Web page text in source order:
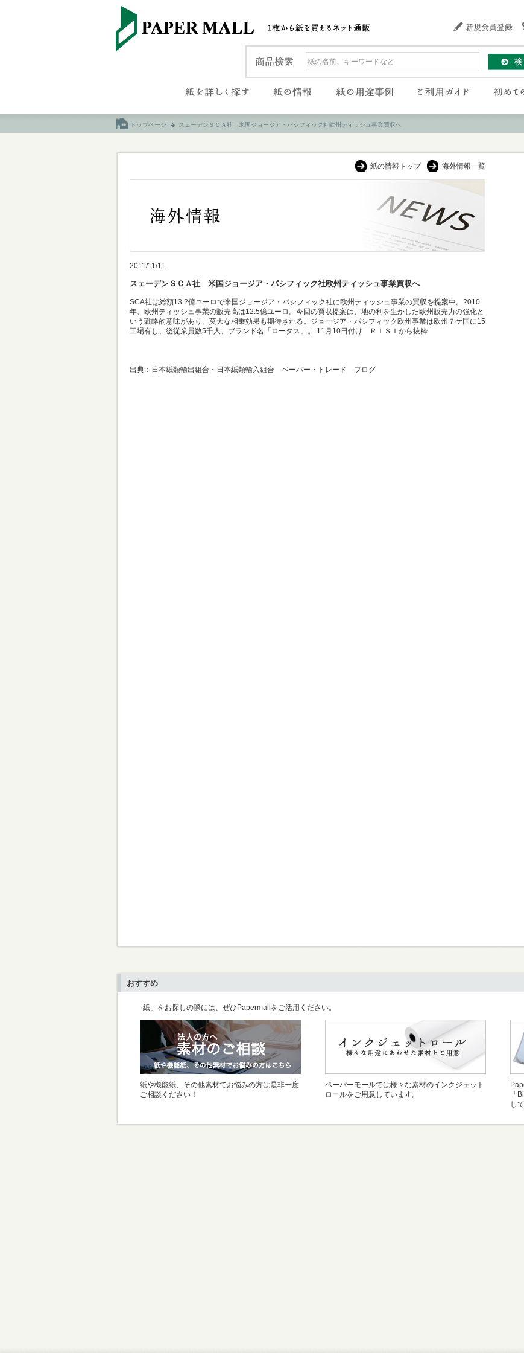
トップページ スェーデンＳＣＡ社 米国ジョージア・パシフィック社欧州ティッシュ事業買収へ
紙の情報トップ 海外情報一覧
2011/11/11
スェーデンＳＣＡ社 米国ジョージア・パシフィック社欧州ティッシュ事業買収へ
SCA社は総額13.2億ユーロで米国ジョージア・パシフィック社に欧州ティッシュ事業の買収を提案中。2010
年、欧州ティッシュ事業の販売高は12.5億ユーロ。今回の買収提案は、地の利を生かした欧州販売力の強化と
いう戦略的意味があり、莫大な相乗効果も期待される。ジョージア・パシフィック欧州事業は欧州７ケ国に15
工場有し、総従業員数5千人、ブランド名「ロータス」。 11月10日付け ＲＩＳＩから抜粋
出典：日本紙類輸出組合・日本紙類輸入組合 ペーパー・トレード ブログ
おすすめ
「紙」をお探しの際には、ぜひPapermallをご活用ください。
紙や機能紙、その他素材でお悩みの方は是非一度
ご相談ください！
ペーパーモールでは様々な素材のインクジェット
ロールをご用意しています。
「
し